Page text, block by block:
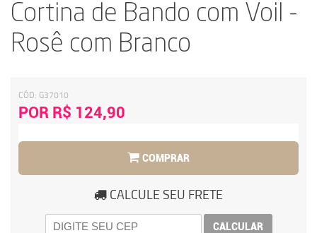
Cortina de Bando com Voil -
Rosê com Branco
CÓD: G37010
POR R$ 124,90
COMPRAR
CALCULE SEU FRETE
CALCULAR